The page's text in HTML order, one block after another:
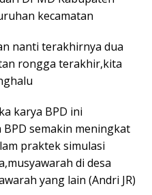
kecamatan
nanti terakhirnya dua
rongga terakhir,kita
karya BPD ini
semakin meningkat
praktek simulasi
di desa
yang lain (Andri JR)